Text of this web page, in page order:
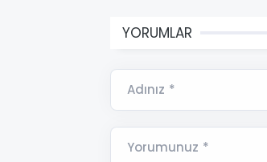
YORUMLAR
Adınız *
Yorumunuz *